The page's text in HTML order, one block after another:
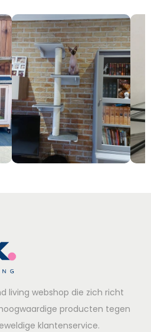
living webshop die zich richt
producten tegen
klantenservice.